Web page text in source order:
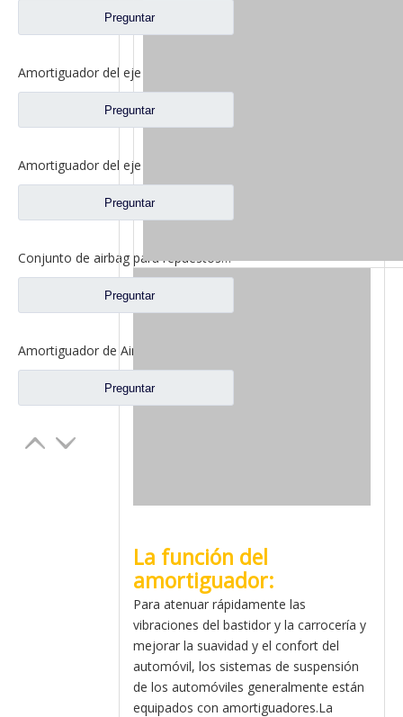
Preguntar
Preguntar
Preguntar
Conjunto de airbag para repuestos de camiones Shacman Delong Dz14251440025
Preguntar
Preguntar
La función del
amortiguador:
Para atenuar rápidamente las
vibraciones del bastidor y la carrocería y
mejorar la suavidad y el confort del
automóvil, los sistemas de suspensión
de los automóviles generalmente están
equipados con amortiguadores.La